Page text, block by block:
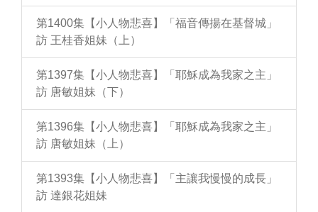
第1400集【小人物悲喜】「福音傳揚在基督城」
訪 王桂香姐妹（上）
第1397集【小人物悲喜】「耶穌成為我家之主」
訪 唐敏姐妹（下）
第1396集【小人物悲喜】「耶穌成為我家之主」
訪 唐敏姐妹（上）
第1393集【小人物悲喜】「主讓我慢慢的成長」
訪 達銀花姐妹